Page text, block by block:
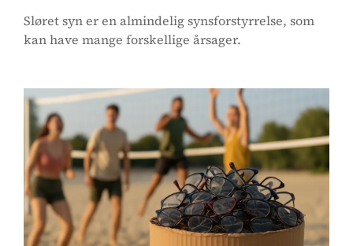
Sløret syn er en almindelig synsforstyrrelse, som
kan have mange forskellige årsager.